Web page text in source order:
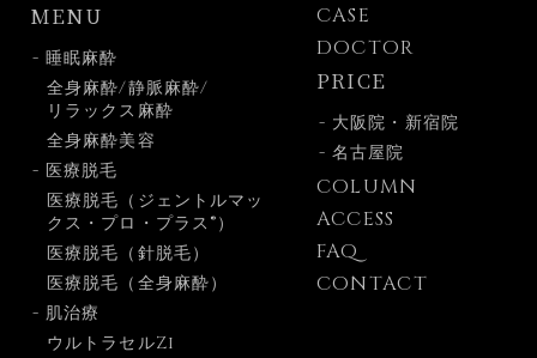
MENU
- 睡眠麻酔
全身麻酔/静脈麻酔/
リラックス麻酔
全身麻酔美容
- 医療脱毛
医療脱毛（ジェントルマッ
クス・プロ・プラス®）
医療脱毛（針脱毛）
医療脱毛（全身麻酔）
- 肌治療
ウルトラセルZi
CASE
DOCTOR
PRICE
- 大阪院・新宿院
- 名古屋院
COLUMN
ACCESS
FAQ
CONTACT